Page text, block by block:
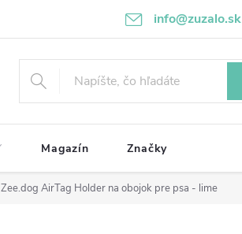
info@zuzalo.sk
Magazín Značky
Zee.dog AirTag Holder na obojok pre psa - lime